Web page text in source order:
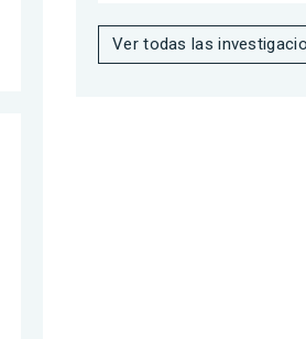
Ver todas las